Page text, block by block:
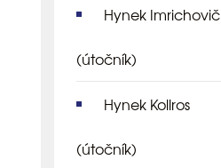
Hynek Imrichovič
(útočník)
Hynek Kollros
(útočník)